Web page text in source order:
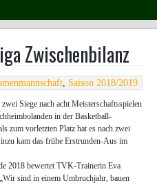
Zwischenbilanz
, Saison 2018/2019
Siege nach acht Meisterschaftsspielen
in der Basketball-
zum vorletzten Platz hat es nach zwei
kam das frühe Erstrunden-Aus im
2018 bewertet TVK-Trainerin Eva
sind in einem Umbruchjahr, bauen